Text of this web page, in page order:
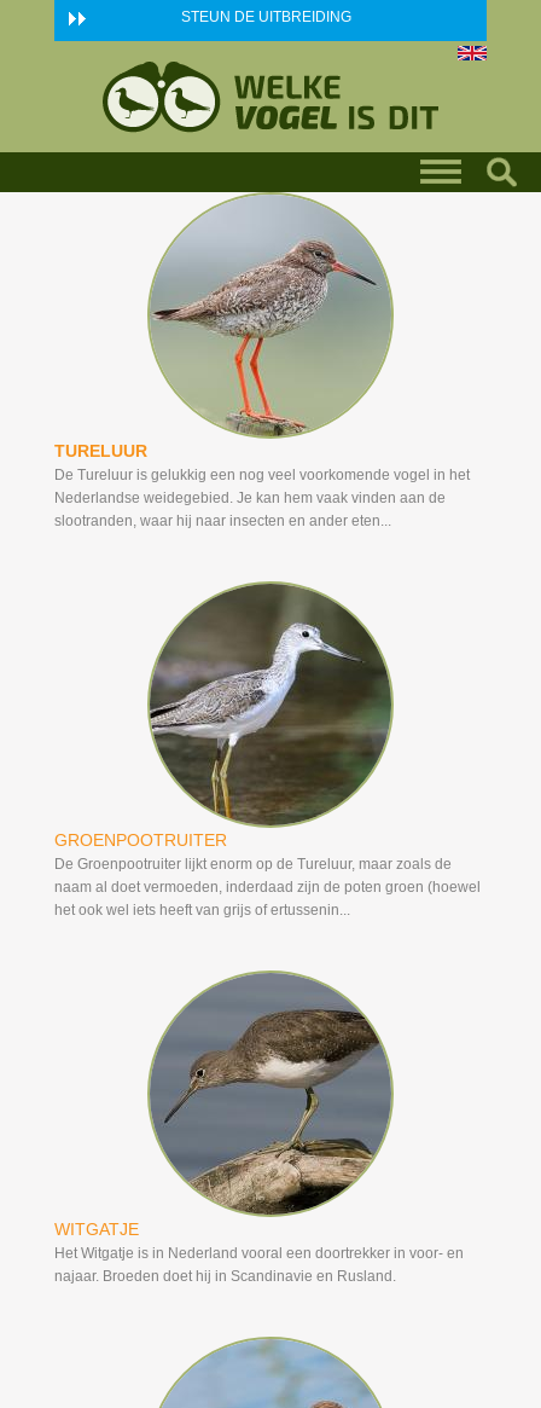
Skip to main content STEUN DE UITBREIDING
TURELUUR
De Tureluur is gelukkig een nog veel voorkomende vogel in het
Nederlandse weidegebied. Je kan hem vaak vinden aan de
slootranden, waar hij naar insecten en ander eten...
GROENPOOTRUITER
De Groenpootruiter lijkt enorm op de Tureluur, maar zoals de
naam al doet vermoeden, inderdaad zijn de poten groen (hoewel
het ook wel iets heeft van grijs of ertussenin...
WITGATJE
Het Witgatje is in Nederland vooral een doortrekker in voor- en
najaar. Broeden doet hij in Scandinavie en Rusland.